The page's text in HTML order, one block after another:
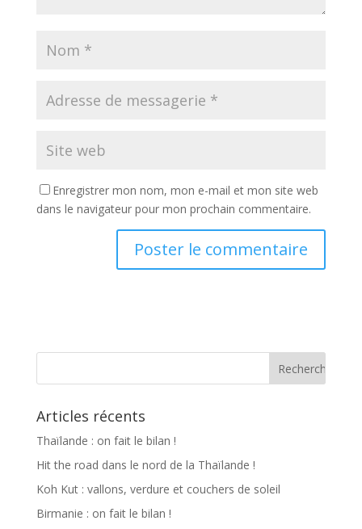
Enregistrer mon nom, mon e-mail et mon site web
dans le navigateur pour mon prochain commentaire.
Articles récents
Thaïlande : on fait le bilan !
Hit the road dans le nord de la Thaïlande !
Koh Kut : vallons, verdure et couchers de soleil
Birmanie : on fait le bilan !